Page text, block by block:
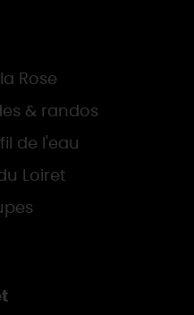
Rose
& randos
de l'eau
Loiret